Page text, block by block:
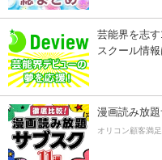
芸能界を志
スクール情
漫画読み放題
オリコン顧客満